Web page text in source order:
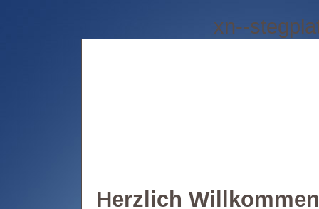
xn--
Herzlich